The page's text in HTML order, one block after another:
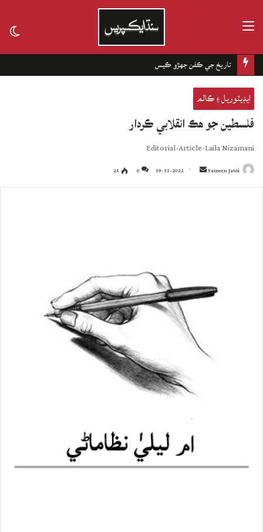
چانهه جا باغ
ايڊيٽوريل ۽ ڪالم
فلسطين جو هڪ انقلابي ڪردار
Editorial-Article-Laila Nizamani
Yameen Jatoi
Send
an
19-11-2022
0
25